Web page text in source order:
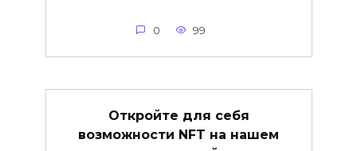
0 99
Откройте для себя
возможности NFT на нашем